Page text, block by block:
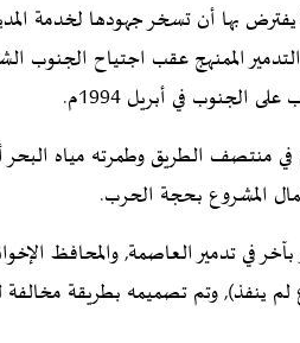
بها أن تسخر جهودها لخدمة
الممنهج عقب اجتياح الجنوب
الجنوب في أبريل 1994م.
منتصف الطريق وطمرته مياه البحر
المشروع بحجة الحرب.
في تدمير العاصمة, والمحافظ
وتم تصميمه بطريقة مخالفة